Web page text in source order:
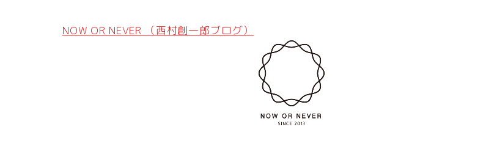
NOW OR NEVER （西村創一郎ブログ）